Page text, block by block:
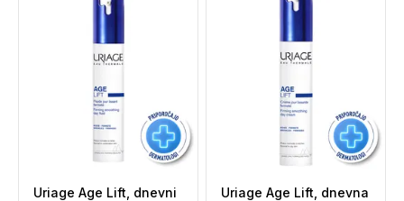
Uriage Age Lift, dnevni
Uriage Age Lift, dnevna